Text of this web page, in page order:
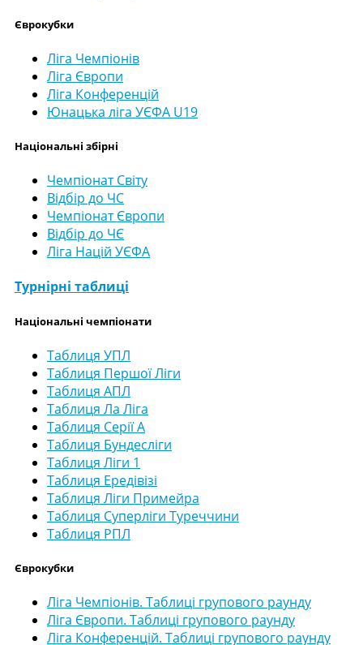
Єврокубки
Ліга Чемпіонів
Ліга Європи
Ліга Конференцій
Юнацька ліга УЄФА U19
Національні збірні
Чемпіонат Світу
Відбір до ЧС
Чемпіонат Європи
Відбір до ЧЄ
Ліга Націй УЄФА
Турнірні таблиці
Національні чемпіонати
Таблиця УПЛ
Таблиця Першої Ліги
Таблиця АПЛ
Таблиця Ла Ліга
Таблиця Серії А
Таблиця Бундесліги
Таблиця Ліги 1
Таблиця Ередівізі
Таблиця Ліги Примейра
Таблиця Суперліги Туреччини
Таблиця РПЛ
Єврокубки
Ліга Чемпіонів. Таблиці групового раунду
Ліга Європи. Таблиці групового раунду
Ліга Конференцій. Таблиці групового раунду